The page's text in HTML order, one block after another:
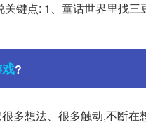
键点: 1、童话世界里找
?
多想法、很多触动,不断